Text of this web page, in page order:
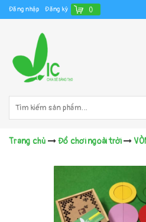
Đăng nhập Đăng ký ()
Trang chủ Đồ chơi ngoài trời